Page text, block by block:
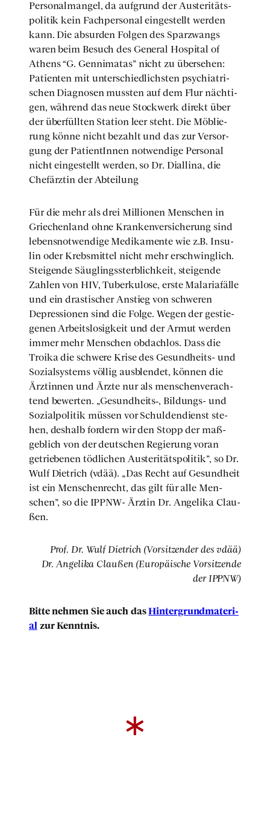
Per­so­nal­man­gel, da auf­grund der Austeri­täts­
po­li­tik kein Fach­per­so­nal ein­ge­stellt wer­den
kann. Die absur­den Fol­gen des Spar­zwangs
waren beim Besuch des Gene­ral Hos­pi­tal of
Athens “G. Gen­ni­ma­tas” nicht zu über­se­hen:
Pati­en­ten mit unter­schied­lichs­ten psych­ia­tri­
schen Dia­gno­sen muss­ten auf dem Flur näch­ti­
gen, wäh­rend das neue Stock­werk direkt über
der über­füll­ten Sta­ti­on leer steht. Die Möblie­
rung kön­ne nicht bezahlt und das zur Ver­sor­
gung der Pati­en­tIn­nen not­wen­di­ge Per­so­nal
nicht ein­ge­stellt wer­den, so Dr. Dial­li­na, die
Chef­ärz­tin der Abtei­lung
Für die mehr als drei Mil­lio­nen Men­schen in
Grie­chen­land ohne Kran­ken­ver­si­che­rung sind
lebens­not­wen­di­ge Medi­ka­men­te wie z.B. Insu­
lin oder Krebs­mit­tel nicht mehr erschwing­lich.
Stei­gen­de Säug­lings­sterb­lich­keit, stei­gen­de
Zah­len von HIV, Tuber­ku­lo­se, ers­te Mala­ria­fäl­le
und ein dras­ti­scher Anstieg von schwe­ren
Depres­sio­nen sind die Fol­ge. Wegen der gestie­
ge­nen Arbeits­lo­sig­keit und der Armut wer­den
immer mehr Men­schen obdach­los. Dass die
Troi­ka die schwe­re Kri­se des Gesund­heits- und
Sozi­al­sys­tems völ­lig aus­blen­det, kön­nen die
Ärz­tin­nen und Ärz­te nur als men­schen­ver­ach­
tend bewer­ten. „Gesundheits‑, Bil­dungs- und
Sozi­al­po­li­tik müs­sen vor Schul­den­dienst ste­
hen, des­halb for­dern wir den Stopp der maß­
geb­lich von der deut­schen Regie­rung vor­an
getrie­be­nen töd­li­chen Austeri­täts­po­li­tik”, so Dr.
Wulf Diet­rich (vdää). „Das Recht auf Gesund­heit
ist ein Men­schen­recht, das gilt für alle Men­
schen”, so die IPPNW- Ärz­tin Dr. Ange­li­ka Clau­
ßen.
Prof. Dr. Wulf Diet­rich (Vor­sit­zen­der des vdää)
Dr. Ange­li­ka Clau­ßen (Euro­päi­sche Vor­sit­zen­de
der IPPNW)
Bit­te neh­men Sie auch dasHin­ter­grund­ma­te­ri­
al zur Kennt­nis.
*